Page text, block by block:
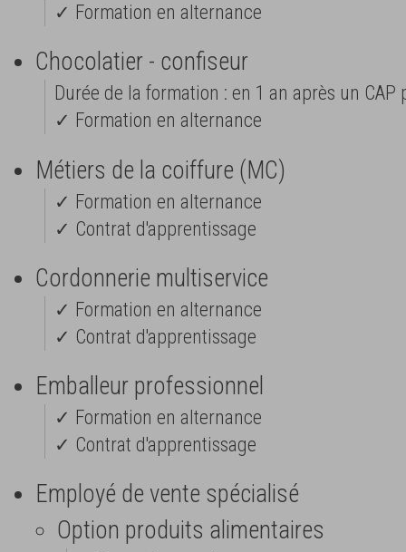
✓ Formation en alternance
Chocolatier - confiseur
Durée de la formation : en 1 an après un CAP
✓ Formation en alternance
Métiers de la coiffure (MC)
✓ Formation en alternance
✓ Contrat d'apprentissage
Cordonnerie multiservice
✓ Formation en alternance
✓ Contrat d'apprentissage
Emballeur professionnel
✓ Formation en alternance
✓ Contrat d'apprentissage
Employé de vente spécialisé
Option produits alimentaires